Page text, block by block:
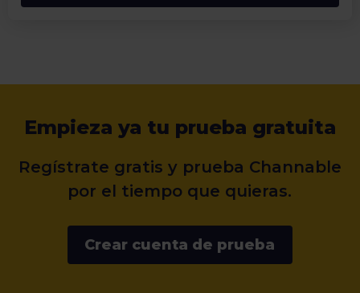
Empieza ya tu prueba gratuita
Regístrate gratis y prueba Channable
por el tiempo que quieras.
Crear cuenta de prueba